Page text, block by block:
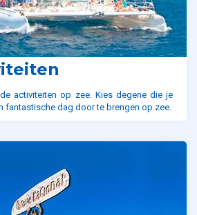
activiteiten op zee. Kies degene die je
fantastische dag door te brengen op zee.